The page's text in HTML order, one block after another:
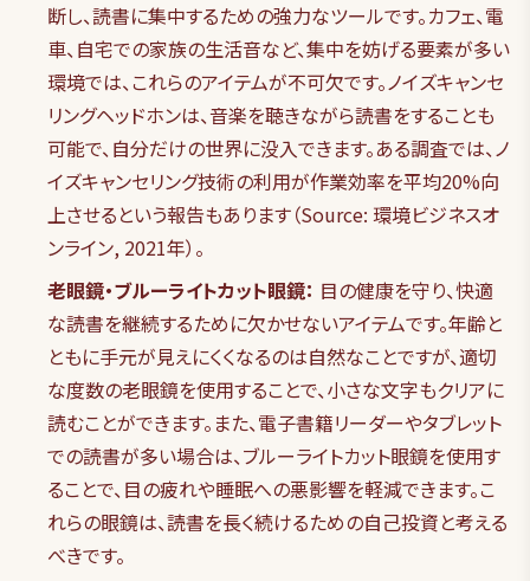
断し、読書に集中するための強力なツールです。カフェ、電
車、自宅での家族の生活音など、集中を妨げる要素が多い
環境では、これらのアイテムが不可欠です。ノイズキャンセ
リングヘッドホンは、音楽を聴きながら読書をすることも
可能で、自分だけの世界に没入できます。ある調査では、ノ
イズキャンセリング技術の利用が作業効率を平均20%向
上させるという報告もあります（Source: 環境ビジネスオ
ンライン, 2021年）。
老眼鏡・ブルーライトカット眼鏡： 目の健康を守り、快適
な読書を継続するために欠かせないアイテムです。年齢と
ともに手元が見えにくくなるのは自然なことですが、適切
な度数の老眼鏡を使用することで、小さな文字もクリアに
読むことができます。また、電子書籍リーダーやタブレット
での読書が多い場合は、ブルーライトカット眼鏡を使用す
ることで、目の疲れや睡眠への悪影響を軽減できます。こ
れらの眼鏡は、読書を長く続けるための自己投資と考える
べきです。